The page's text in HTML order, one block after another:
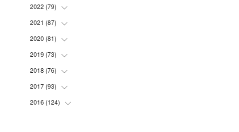
(4
(5
(4
(5
(6
(6
(5
(4
(5
(7
(7
(7
(8
(9
(8
(11
(8)
(6
(7
(7
(9
(8
(7
(7)
2022 (79)
(4
(8
(10
)
(7
(8
(9)
2021 (87)
(12
)
(9
(11
)
(1
(6)
2020 (81)
(10
)
(11
)
(8
(7)
2019 (73)
(4
(6
(4)
2018 (76)
(9
(3)
2017 (93)
(7)
2016 (124)